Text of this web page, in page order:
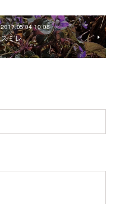
2017.05.04 10:08
スミレ